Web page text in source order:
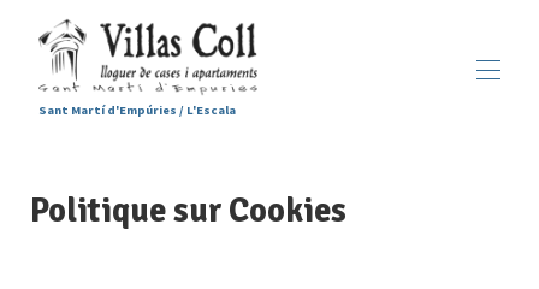
Sant Martí d'Empúries / L'Escala
Hébergements ▾
Politique sur Cookies